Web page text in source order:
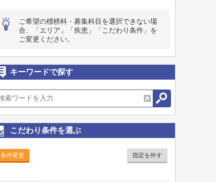
ご希望の標榜科・募集科目を選択できない場
合、「エリア」「疾患」「こだわり条件」を
ご変更ください。
キーワードで探す
こだわり条件を選ぶ
条件変更 指定を外す